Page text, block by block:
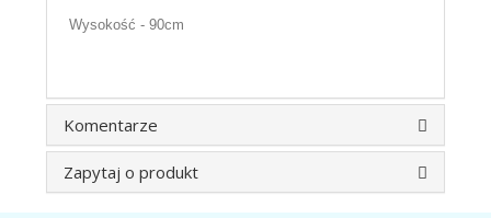
Wysokość - 90cm
Komentarze
Zapytaj o produkt